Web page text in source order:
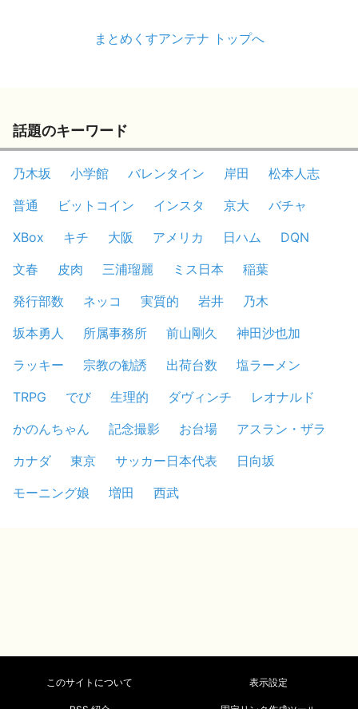
まとめくすアンテナ トップへ
話題のキーワード
乃木坂 小学館 バレンタイン 岸田
松本人志
普通
ビットコイン インスタ 京大
バチャ
XBox
キチ 大阪 アメリカ 日ハム
DQN
文春
皮肉 三浦瑠麗 ミス日本
稲葉
発行部数
ネッコ 実質的 岩井
乃木
坂本勇人
所属事務所 前山剛久
神田沙也加
ラッキー
宗教の勧誘 出荷台数
塩ラーメン
TRPG
でび 生理的 ダヴィンチ
レオナルド
かのんちゃん
記念撮影 お台場
アスラン・ザラ
カナダ
東京 サッカー日本代表
日向坂
モーニング娘
増田 西武
このサイトについて 表示設定